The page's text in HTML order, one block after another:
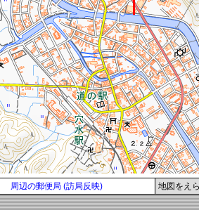
周辺の郵便局 (訪局反映) 地図をえ